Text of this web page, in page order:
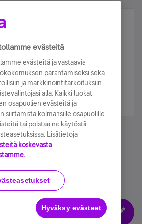
osallistu ja voita!
ja olet mukana arvonnassa.
Accessibility statement
Evästeasetukset
evästeitä
evästeitä ja vastaavia
parantamiseksi sekä
ja markkinointitarkoituksiin.
alla. Kaikki luokat
osapuolien evästeitä ja
siirtämistä kolmansille osapuolille.
tai poistaa ne käytöstä
Lisätietoja
koskevasta
Hyväksy evästeet